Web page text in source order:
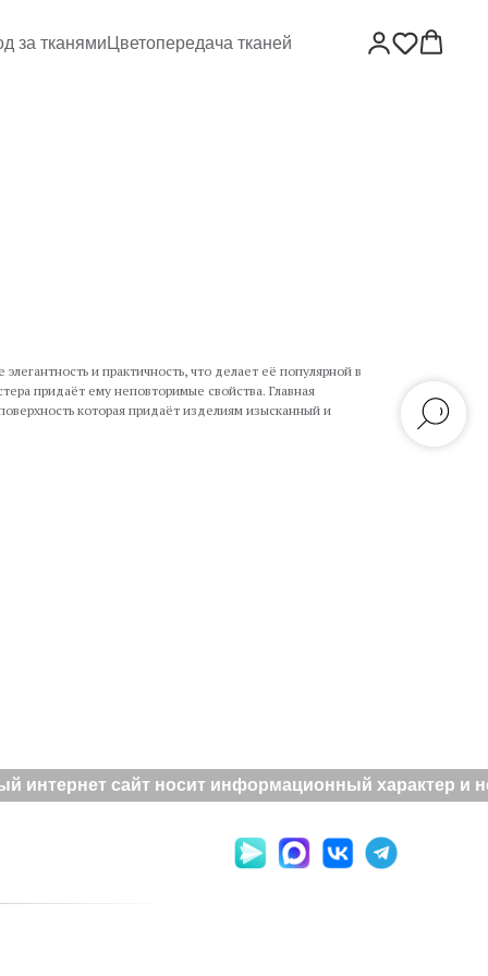
за тканями Цветопередача тканей
и практичность, что делает её популярной в
придаёт ему неповторимые свойства. Главная
которая придаёт изделиям изысканный и
интернет сайт носит информационный характер и